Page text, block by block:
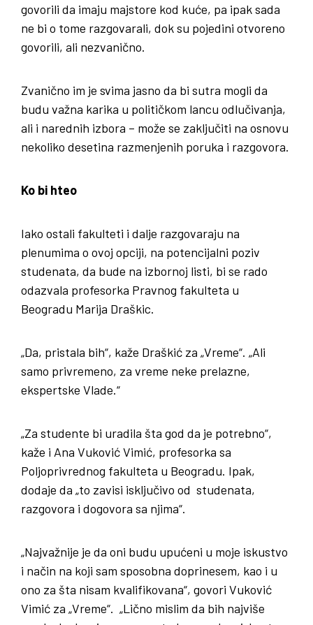
govorili da imaju majstore kod kuće, pa ipak sada
ne bi o tome razgovarali, dok su pojedini otvoreno
govorili, ali nezvanično.
Zvanično im je svima jasno da bi sutra mogli da
budu važna karika u političkom lancu odlučivanja,
ali i narednih izbora – može se zaključiti na osnovu
nekoliko desetina razmenjenih poruka i razgovora.
Ko bi hteo
Iako ostali fakulteti i dalje razgovaraju na
plenumima o ovoj opciji, na potencijalni poziv
studenata, da bude na izbornoj listi, bi se rado
odazvala profesorka Pravnog fakulteta u
Beogradu Marija Draškic.
„Da, pristala bih“, kaže Draškić za „Vreme“. „Ali
samo privremeno, za vreme neke prelazne,
ekspertske Vlade.“
„Za studente bi uradila šta god da je potrebno“,
kaže i Ana Vuković Vimić, profesorka sa
Poljoprivrednog fakulteta u Beogradu. Ipak,
dodaje da „to zavisi isključivo od studenata,
razgovora i dogovora sa njima“.
„Najvažnije je da oni budu upućeni u moje iskustvo
i način na koji sam sposobna doprinesem, kao i u
ono za šta nisam kvalifikovana“, govori Vuković
Vimić za „Vreme“. „Lično mislim da bih najviše